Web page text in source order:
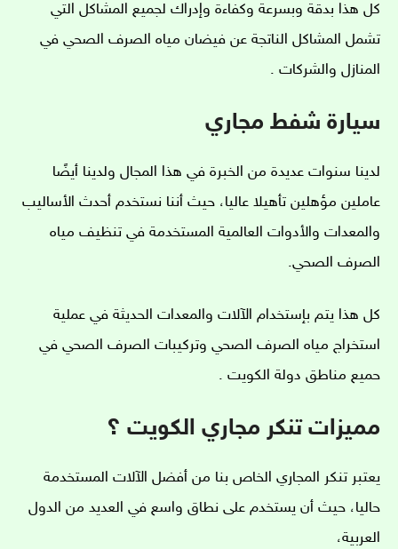
كل هذا بدقة وبسرعة وكفاءة وإدراك لجميع المشاكل التي
تشمل المشاكل الناتجة عن فيضان مياه الصرف الصحي في
المنازل والشركات .
سيارة شفط مجاري
لدينا سنوات عديدة من الخبرة في هذا المجال ولدينا أيضًا
عاملين مؤهلين تأهيلا عاليا، حيث أننا نستخدم أحدث الأساليب
والمعدات والأدوات العالمية المستخدمة في تنظيف مياه
الصرف الصحي.
كل هذا يتم بإستخدام الآلات والمعدات الحديثة في عملية
استخراج مياه الصرف الصحي وتركيبات الصرف الصحي في
حميع مناطق دولة الكويت .
مميزات تنكر مجاري الكويت ؟
يعتبر تنكر المجاري الخاص بنا من أفضل الآلات المستخدمة
حاليا، حيث أن يستخدم على نطاق واسع في العديد من الدول
العربية،